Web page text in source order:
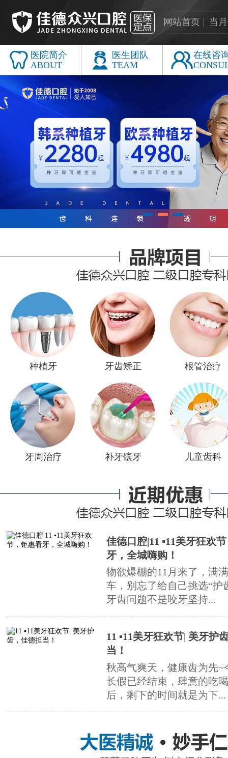
当
网站首页
医院简介
ABOUT
医生团队
TEAM
在线咨
种植牙 牙齿矫正 根管治疗
牙周治疗 补牙镶牙 儿童齿科
佳德口腔|11 ▪11美牙狂欢
牙，全城嗨购！
物欲爆棚的11月来了，满
车，别忘了给自己挑选“护
牙齿问题不是咬牙坚持...
11 ▪11美牙狂欢节| 美牙护
当！
秋高气爽天，健康齿为先~
长假已经结束，肆意的吃
后，剩下的时间就是为下...